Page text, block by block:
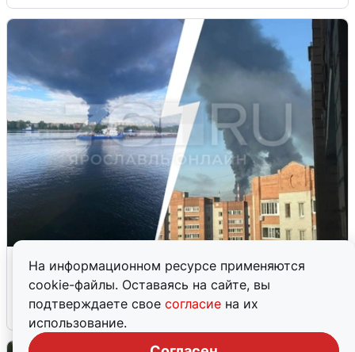
На информационном ресурсе применяются
cookie-файлы. Оставаясь на сайте, вы
подтверждаете свое согласие на их
использование.
Ночная атака БПЛА на Ярославль:
попадания и последствия
6 августа 0